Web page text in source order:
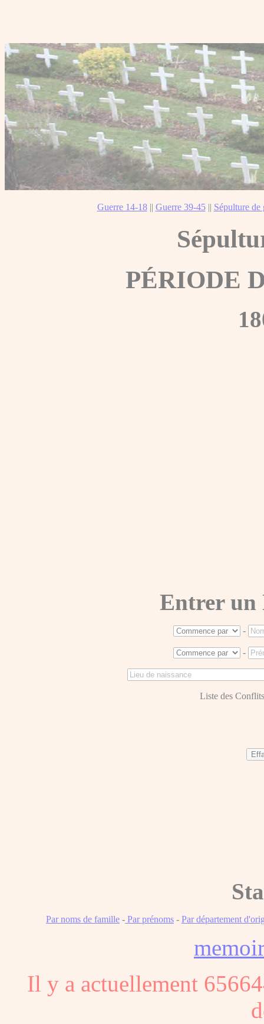
Guerre 14-18|| Guerre 39-45|| Sépulture de
PÉRIODE
Entrer un
-
-
Liste des
Par noms de famille - Par prénoms - Par département
Il y a actuellement